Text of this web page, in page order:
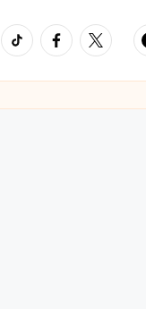
TikTokFacebook
Twitter